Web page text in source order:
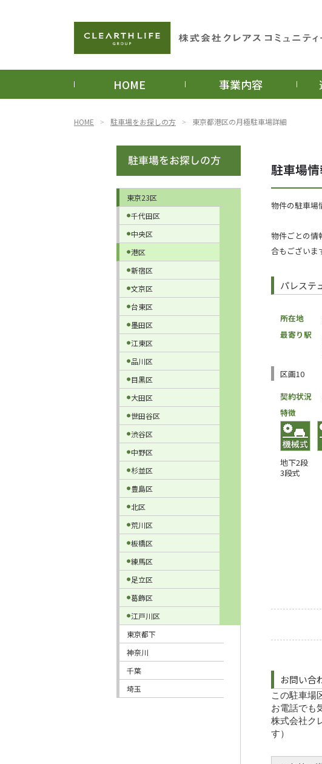
HOME 事業内容
HOME 駐車場をお探しの方 東京都港区の月極駐車場詳細
物件の駐車場
物件ごとの情
合もございま
パレステ
所在地
最寄り駅
区画10
契約状況
特徴
地下2段
3段式
お問い合
東京23区
千代田区
中央区
港区
新宿区
文京区
台東区
墨田区
江東区
品川区
目黒区
大田区
世田谷区
渋谷区
中野区
杉並区
豊島区
北区
荒川区
板橋区
練馬区
足立区
葛飾区
江戸川区
東京都下
神奈川
千葉
埼玉